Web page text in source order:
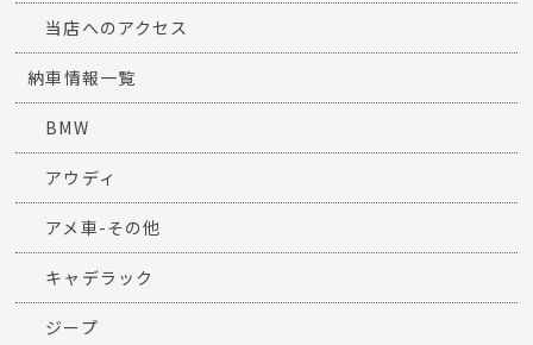
当店へのアクセス
納車情報一覧
BMW
アウディ
アメ車-その他
キャデラック
ジープ